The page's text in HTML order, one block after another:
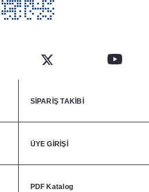
SİPARİŞ TAKİBİ
ÜYE GİRİŞİ
PDF Katalog